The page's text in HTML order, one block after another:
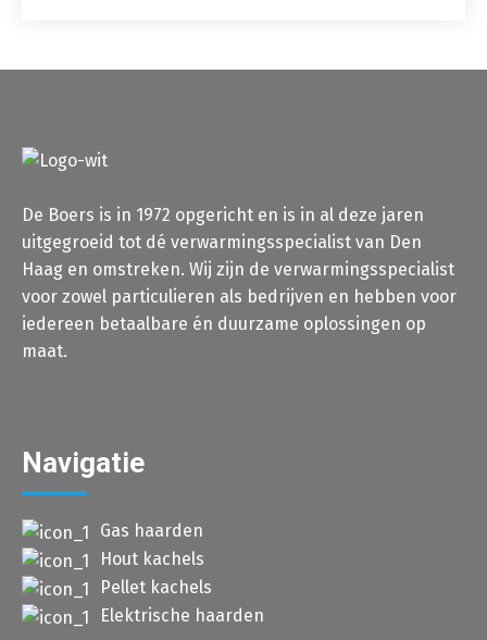
De Boers is in 1972 opgericht en is in al deze jaren
uitgegroeid tot dé verwarmingsspecialist van Den
Haag en omstreken. Wij zijn de verwarmingsspecialist
voor zowel particulieren als bedrijven en hebben voor
iedereen betaalbare én duurzame oplossingen op
maat.
Navigatie
Gas haarden
Hout kachels
Pellet kachels
Elektrische haarden